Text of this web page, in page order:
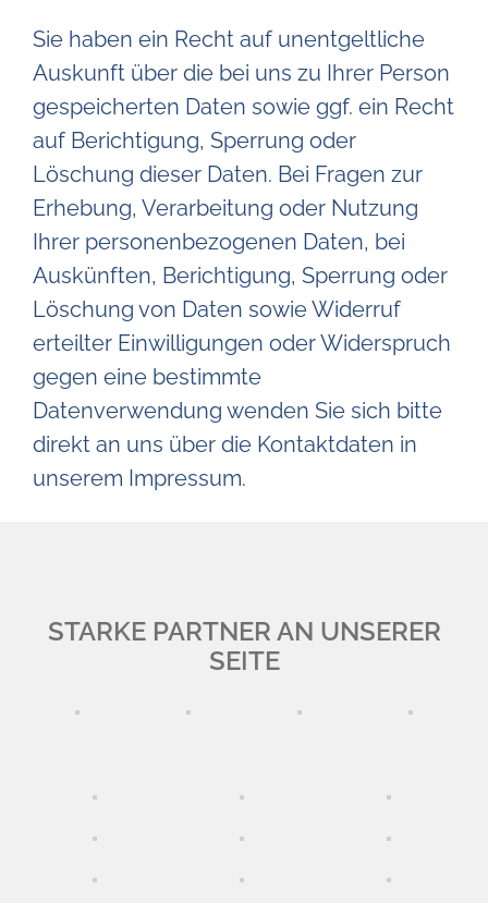
Sie haben ein Recht auf unentgeltliche
Auskunft über die bei uns zu Ihrer Person
gespeicherten Daten sowie ggf. ein Recht
auf Berichtigung, Sperrung oder
Löschung dieser Daten. Bei Fragen zur
Erhebung, Verarbeitung oder Nutzung
Ihrer personenbezogenen Daten, bei
Auskünften, Berichtigung, Sperrung oder
Löschung von Daten sowie Widerruf
erteilter Einwilligungen oder Widerspruch
gegen eine bestimmte
Datenverwendung wenden Sie sich bitte
direkt an uns über die Kontaktdaten in
unserem Impressum.
STARKE PARTNER AN UNSERER
SEITE